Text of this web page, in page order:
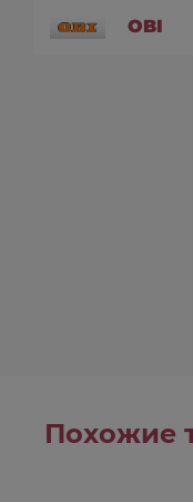
OBI
Похожие